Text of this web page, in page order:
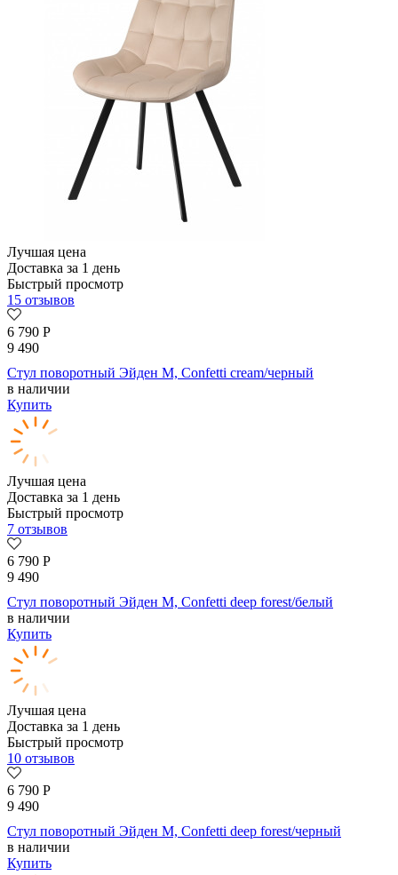
Лучшая цена
Доставка за 1 день
Быстрый просмотр
15 отзывов
6 790 Р
9 490
Стул поворотный Эйден М, Confetti cream/черный
в наличии
Купить
Лучшая цена
Доставка за 1 день
Быстрый просмотр
7 отзывов
6 790 Р
9 490
Стул поворотный Эйден М, Confetti deep forest/белый
в наличии
Купить
Лучшая цена
Доставка за 1 день
Быстрый просмотр
10 отзывов
6 790 Р
9 490
Стул поворотный Эйден М, Confetti deep forest/черный
в наличии
Купить